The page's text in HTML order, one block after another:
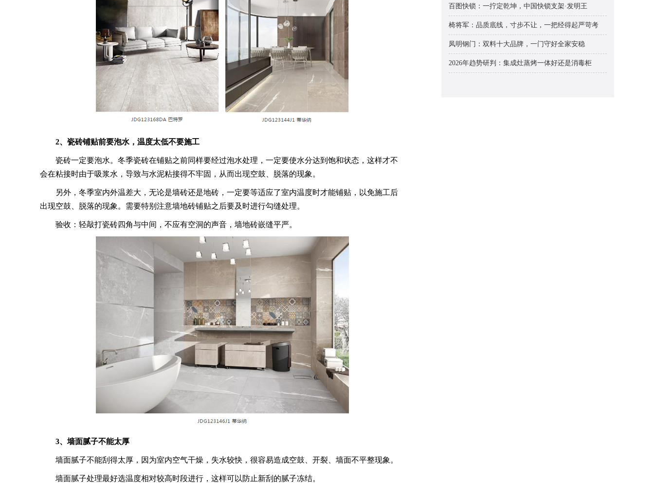
2、瓷砖铺贴前要泡水，温度太低不要施工
瓷砖一定要泡水。冬季瓷砖在铺贴之前同样要经过泡水处理，一定要使水分达到饱和状态，这样才不
会在粘接时由于吸浆水，导致与水泥粘接得不牢固，从而出现空鼓、脱落的现象。
另外，冬季室内外温差大，无论是墙砖还是地砖，一定要等适应了室内温度时才能铺贴，以免施工后
出现空鼓、脱落的现象。需要特别注意墙地砖铺贴之后要及时进行勾缝处理。
验收：轻敲打瓷砖四角与中间，不应有空洞的声音，墙地砖嵌缝平严。
3、墙面腻子不能太厚
墙面腻子不能刮得太厚，因为室内空气干燥，失水较快，很容易造成空鼓、开裂、墙面不平整现象。
墙面腻子处理最好选温度相对较高时段进行，这样可以防止新刮的腻子冻结。
百图快锁：一拧定乾坤，中国快锁支架·发明王
椅将军：品质底线，寸步不让，一把经得起严苛考
凤明钢门：双料十大品牌，一门守好全家安稳
2026年趋势研判：集成灶蒸烤一体好还是消毒柜